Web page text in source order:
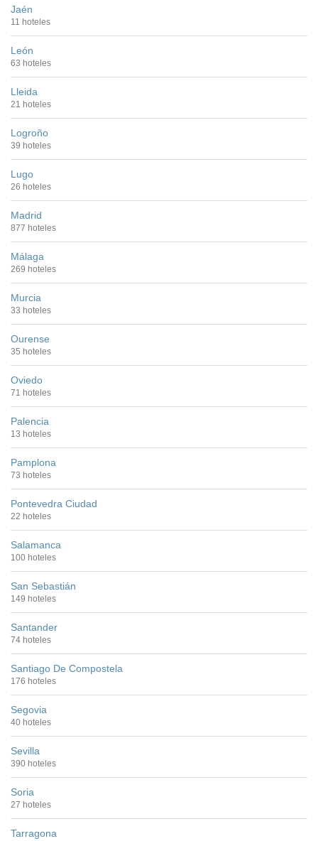
Jaén
11 hoteles
León
63 hoteles
Lleida
21 hoteles
Logroño
39 hoteles
Lugo
26 hoteles
Madrid
877 hoteles
Málaga
269 hoteles
Murcia
33 hoteles
Ourense
35 hoteles
Oviedo
71 hoteles
Palencia
13 hoteles
Pamplona
73 hoteles
Pontevedra Ciudad
22 hoteles
Salamanca
100 hoteles
San Sebastián
149 hoteles
Santander
74 hoteles
Santiago De Compostela
176 hoteles
Segovia
40 hoteles
Sevilla
390 hoteles
Soria
27 hoteles
Tarragona